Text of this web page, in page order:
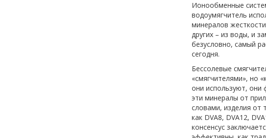
Ионообменные
водоумягчитель
минералов
других – из воды, и
безусловно, самый
сегодня.
Бессолевые
«смягчителями», но
они используют, они
эти минералы от
словами, изделия от
как DVA8, DVA12,
консенсус